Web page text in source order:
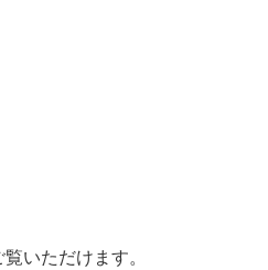
いただけます。